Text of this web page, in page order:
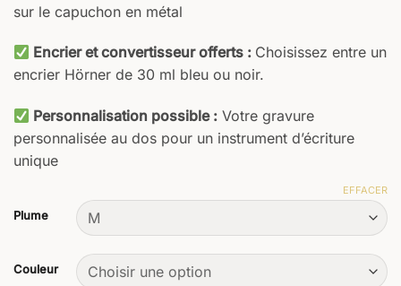
sur le capuchon en métal
Encrier et convertisseur offerts : Choisissez entre un
encrier Hörner de 30 ml bleu ou noir.
Personnalisation possible : Votre gravure
personnalisée au dos pour un instrument d’écriture
unique
Plume
Couleur
EFFACER